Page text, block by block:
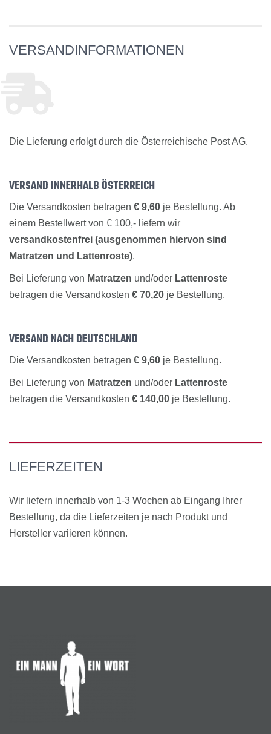
VERSANDINFORMATIONEN
Die Lieferung erfolgt durch die Österreichische Post AG.
VERSAND INNERHALB ÖSTERREICH
Die Versandkosten betragen € 9,60 je Bestellung. Ab
einem Bestellwert von € 100,- liefern wir
versandkostenfrei (ausgenommen hiervon sind
Matratzen und Lattenroste).
Bei Lieferung von Matratzen und/oder Lattenroste
betragen die Versandkosten € 70,20 je Bestellung.
VERSAND NACH DEUTSCHLAND
Die Versandkosten betragen € 9,60 je Bestellung.
Bei Lieferung von Matratzen und/oder Lattenroste
betragen die Versandkosten € 140,00 je Bestellung.
LIEFERZEITEN
Wir liefern innerhalb von 1-3 Wochen ab Eingang Ihrer
Bestellung, da die Lieferzeiten je nach Produkt und
Hersteller variieren können.